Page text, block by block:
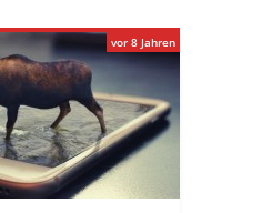
vor 8 Jahren